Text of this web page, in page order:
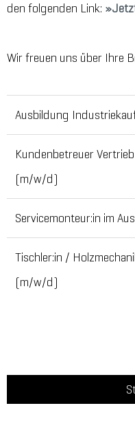
den folgenden Link:
Wir freuen uns über Ihre
Ausbildung
Kundenbetreuer
(m/w/d)
Servicemonteur:in im
Tischler:in /
(m/w/d)